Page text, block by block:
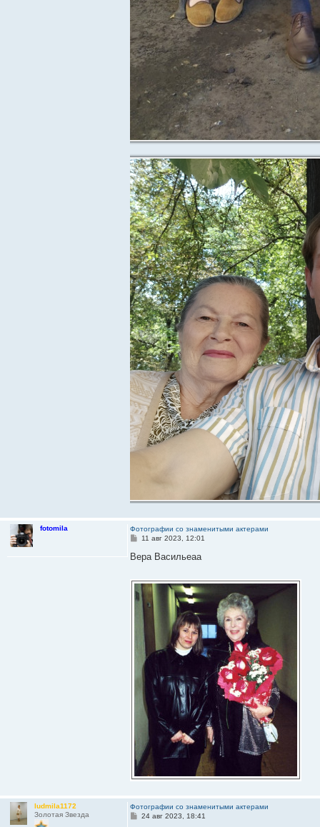
fotomila
Фотографии со знаменитыми актерами
С
о
б
е
и
11 авг 2023, 12:01
Вера Васильеаа
ludmila1172
Золотая Звезда
Фотографии со знаменитыми актерами
С24 авг 2023, 18:41